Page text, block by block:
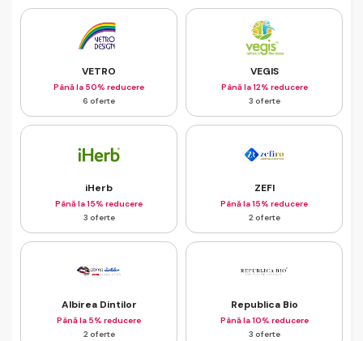
VETRO
Până la 50% reducere
6 oferte
VEGIS
Până la 12% reducere
3 oferte
iHerb
Până la 15% reducere
3 oferte
ZEFI
Până la 15% reducere
2 oferte
Albirea Dintilor
Până la 5% reducere
2 oferte
Republica Bio
Până la 10% reducere
3 oferte